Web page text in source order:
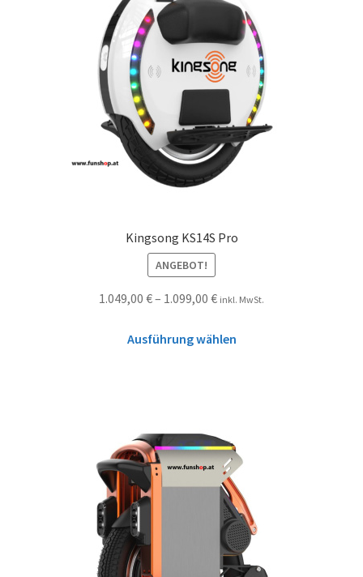
Kingsong KS14S Pro
ANGEBOT!
1.049,00 €– 1.099,00 € inkl. MwSt.
Ausführung wählen